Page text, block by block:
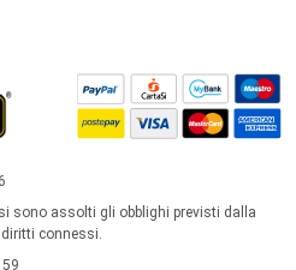
sono assolti gli obblighi previsti dalla
connessi.